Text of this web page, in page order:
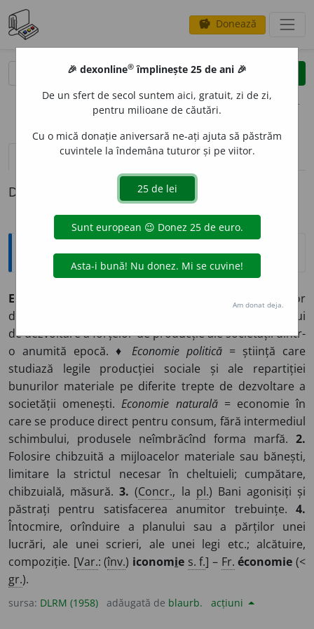
savings Donează
clear
opțiuni
definiții (1) pronunțievolume_up (50)
Definiția cu ID-ul 1377430:
Explicative DEX
ECONOM
Totalitatea relațiilor
de producție dintre oameni, corespunzătoare stadiului
de dezvoltare a forțelor de producție ale societății dintr-
o anumită epocă. ♦Economie politică = știință care
studiază legile producției sociale și ale repartiției
bunurilor materiale pe diferite trepte de dezvoltare a
societății omenești.Economie naturală= economie în
care se produce direct pentru consum, fără intermediul
schimbului, produsele neîmbrăcînd forma marfă. 2.
Folosire chibzuită a mijloacelor materiale sau bănești,
limitare la strictul necesar în cheltuieli; cumpătare,
chibzuială, măsură.3. (Concr., la pl.) Bani agonisiți și
păstrați pentru satisfacerea anumitor trebuințe. 4.
Întocmire, orînduire a planului sau a părților unei
lucrări, ale unei scrieri, ale unei legi etc.; alcătuire,
compoziție. [Var.: (înv.) iconomie s. f.] – Fr. économie (<
gr.).
sursa: DLRM (1958) adăugată de blaurb. acțiuni
🎉 dexonline® împlinește 25 de ani 🎉
De un sfert de secol suntem aici, gratuit, zi de zi,
pentru milioane de căutări.
Cu o mică donație aniversară ne-ați ajuta să păstrăm
cuvintele la îndemâna tuturor și pe viitor.
Am donat deja.